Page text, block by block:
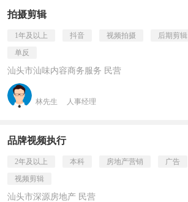
拍摄剪辑
1年及以上 抖音 视频拍摄 后期剪辑
单反
汕头市汕味内容商务服务 民营
林先生 人事经理
品牌视频执行
2年及以上 本科 房地产营销 广告
视频剪辑
汕头市深源房地产 民营